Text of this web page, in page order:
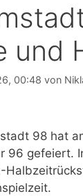
und
00:48 von
98 hat
96 gefeiert.